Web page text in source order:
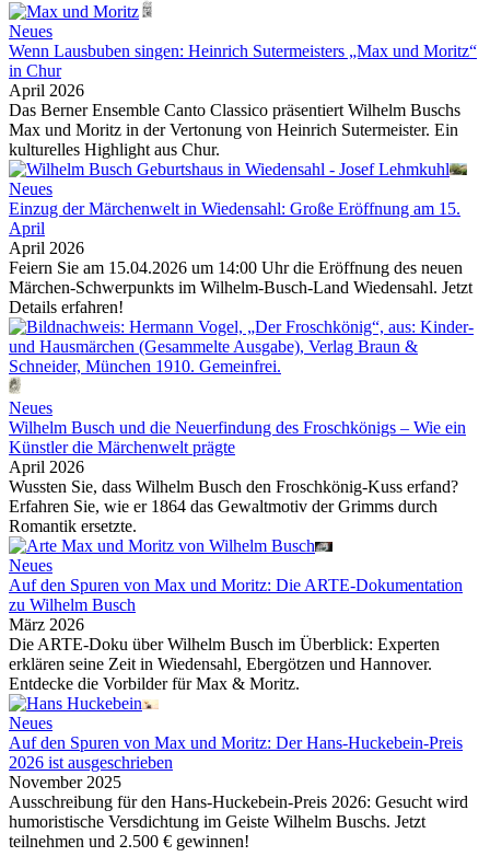
Neues
Wenn Lausbuben singen: Heinrich Sutermeisters „Max und Moritz“
in Chur
April 2026
Das Berner Ensemble Canto Classico präsentiert Wilhelm Buschs
Max und Moritz in der Vertonung von Heinrich Sutermeister. Ein
kulturelles Highlight aus Chur.
Neues
Einzug der Märchenwelt in Wiedensahl: Große Eröffnung am 15.
April
April 2026
Feiern Sie am 15.04.2026 um 14:00 Uhr die Eröffnung des neuen
Märchen-Schwerpunkts im Wilhelm-Busch-Land Wiedensahl. Jetzt
Details erfahren!
Neues
Wilhelm Busch und die Neuerfindung des Froschkönigs – Wie ein
Künstler die Märchenwelt prägte
April 2026
Wussten Sie, dass Wilhelm Busch den Froschkönig-Kuss erfand?
Erfahren Sie, wie er 1864 das Gewaltmotiv der Grimms durch
Romantik ersetzte.
Neues
Auf den Spuren von Max und Moritz: Die ARTE-Dokumentation
zu Wilhelm Busch
März 2026
Die ARTE-Doku über Wilhelm Busch im Überblick: Experten
erklären seine Zeit in Wiedensahl, Ebergötzen und Hannover.
Entdecke die Vorbilder für Max & Moritz.
Neues
Auf den Spuren von Max und Moritz: Der Hans-Huckebein-Preis
2026 ist ausgeschrieben
November 2025
Ausschreibung für den Hans-Huckebein-Preis 2026: Gesucht wird
humoristische Versdichtung im Geiste Wilhelm Buschs. Jetzt
teilnehmen und 2.500 € gewinnen!